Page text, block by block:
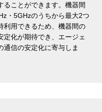
ることができます。機器間
・5GHzのうちから最大2つ
利用できるため、機器間の
定化が期待でき、エージェ
通信の安定化に寄与しま